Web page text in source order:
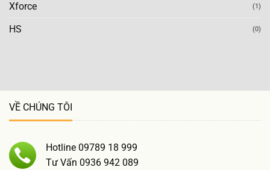
Xforce (1)
HS (0)
VỀ CHÚNG TÔI
Hotline 09789 18 999
Tư Vấn 0936 942 089